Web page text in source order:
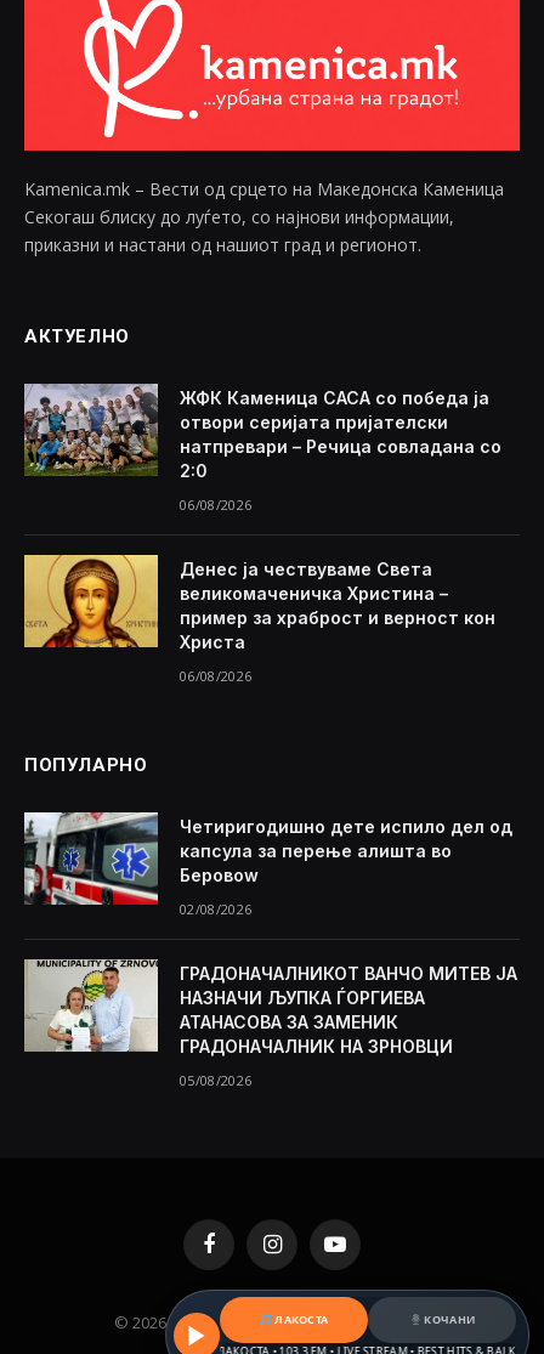
Kamenica.mk – Вести од срцето на Македонска Каменица
Секогаш блиску до луѓето, со најнови информации,
приказни и настани од нашиот град и регионот.
АКТУЕЛНО
ЖФК Каменица САСА со победа ја
отвори серијата пријателски
натпревари – Речица совладана со
2:0
06/08/2026
Денес ја чествуваме Света
великомаченичка Христина –
пример за храброст и верност кон
Христа
06/08/2026
ПОПУЛАРНО
Четиригодишно дете испило дел од
капсула за перење алишта во
Беровоw
02/08/2026
ГРАДОНАЧАЛНИКОТ ВАНЧО МИТЕВ ЈА
НАЗНАЧИ ЉУПКА ЃОРГИЕВА
АТАНАСОВА ЗА ЗАМЕНИК
ГРАДОНАЧАЛНИК НА ЗРНОВЦИ
05/08/2026
FacebookInstagramYouTube
© 2026 KAMENICA.MK. Designed by MKNET.
ЛАКОСТА
КОЧАНИ